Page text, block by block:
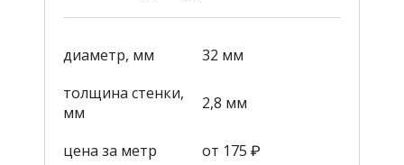
диаметр, мм
32 мм
толщина стенки,
мм
2,8 мм
цена за метр от 175 ₽